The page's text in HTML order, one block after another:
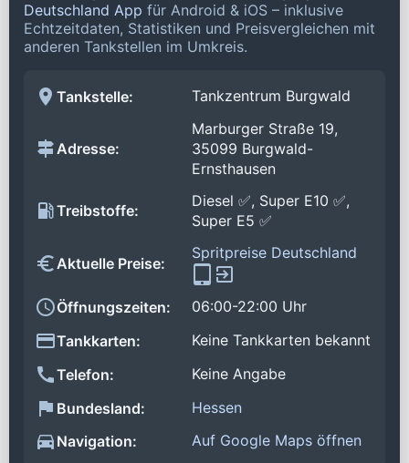
Deutschland App für Android & iOS – inklusive
Echtzeitdaten, Statistiken und Preisvergleichen mit
anderen Tankstellen im Umkreis.
Tankstelle: Tankzentrum Burgwald
Adresse:
Marburger Straße 19,
35099 Burgwald-
Ernsthausen
Treibstoffe:
Diesel ✅, Super E10 ✅,
Super E5 ✅
Aktuelle Preise:
Spritpreise Deutschland
Öffnungszeiten:
06:00-22:00 Uhr
Tankkarten:
Keine Tankkarten bekannt
Telefon:
Keine Angabe
Bundesland:
Hessen
Navigation:
Auf Google Maps öffnen